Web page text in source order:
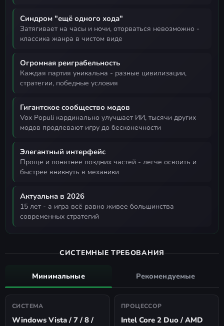
Синдром "ещё одного хода"
затягивает на часы и ночи, оторваться невозможно -
классика жанра в чистом виде
Огромная реиграбельность
каждая партия уникальна - разные цивилизации,
стратегии, победные условия
Гигантское сообщество модов
Vox Populi кардинально улучшает ИИ, тысячи других
модов продлевают игру до бесконечности
Элегантный интерфейс
проще и понятнее поздних частей - легче освоить и
быстрее вникнуть в механики
Актуальна в 2026
15 лет - а игра всё равно живее большинства
современных стратегий
СИСТЕМНЫЕ ТРЕБОВАНИЯ
Минимальные Рекомендуемые
СИСТЕМА
Windows Vista / 7 / 8 /
ПРОЦЕССОР
Intel Core 2 Duo / AMD